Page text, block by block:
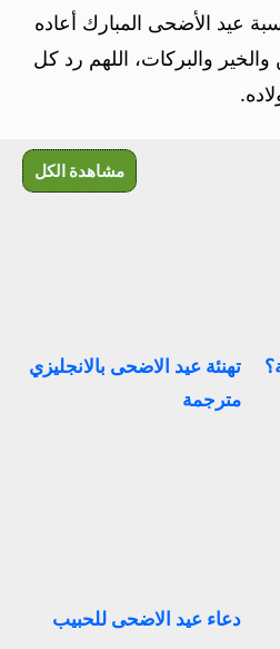
عيد الأضحى المبارك أعاده
والخير والبركات، اللهم رد كل
مشاهدة الكل
تهنئة عيد الاضحى بالانجليزي
مترجمة
دعاء عيد الاضحى للحبيب